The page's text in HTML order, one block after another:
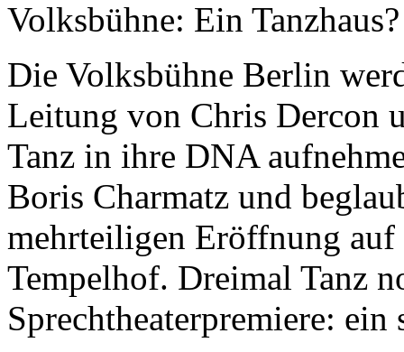
Volksbühne: Ein Tanzhaus?
Die Volksbühne Berlin
Leitung von Chris Dercon
Tanz in ihre DNA
Boris Charmatz und
mehrteiligen Eröffnung auf
Tempelhof. Dreimal Tanz
Sprechtheaterpremiere: ein